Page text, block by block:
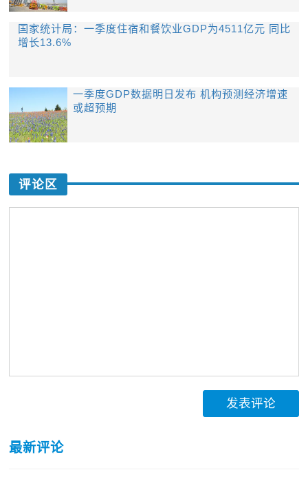
国家统计局：一季度住宿和餐饮业GDP为4511亿元 同比
增长13.6%
一季度GDP数据明日发布 机构预测经济增速
或超预期
评论区
发表评论
最新评论